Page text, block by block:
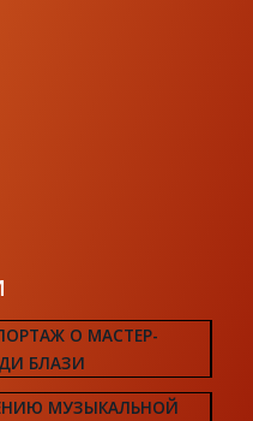
О МАСТЕР-
БЛАЗИ
МУЗЫКАЛЬНОЙ